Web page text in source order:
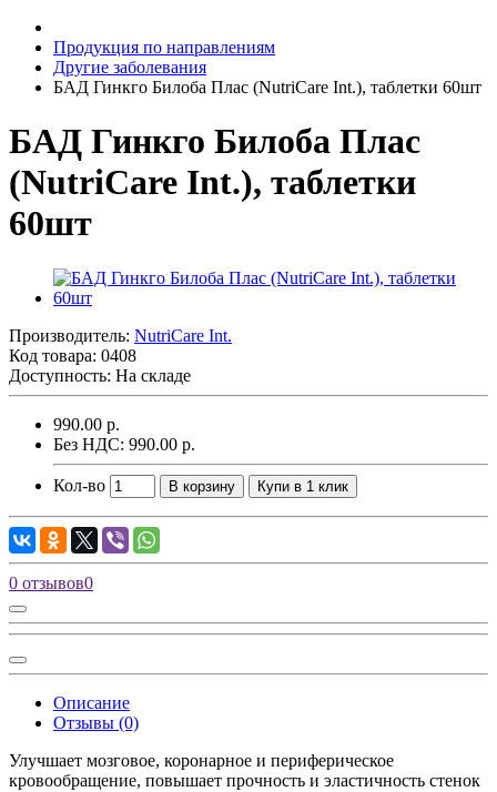
Продукция по направлениям
Другие заболевания
БАД Гинкго Билоба Плас (NutriCare Int.), таблетки 60шт
БАД Гинкго Билоба Плас
(NutriCare Int.), таблетки
60шт
Производитель: NutriCare Int.
Код товара: 0408
Доступность: На складе
990.00 р.
Без НДС: 990.00 р.
Кол-во В корзину Купи в 1 клик
0 отзывов0
Описание
Отзывы (0)
Улучшает мозговое, коронарное и периферическое
кровообращение, повышает прочность и эластичность стенок